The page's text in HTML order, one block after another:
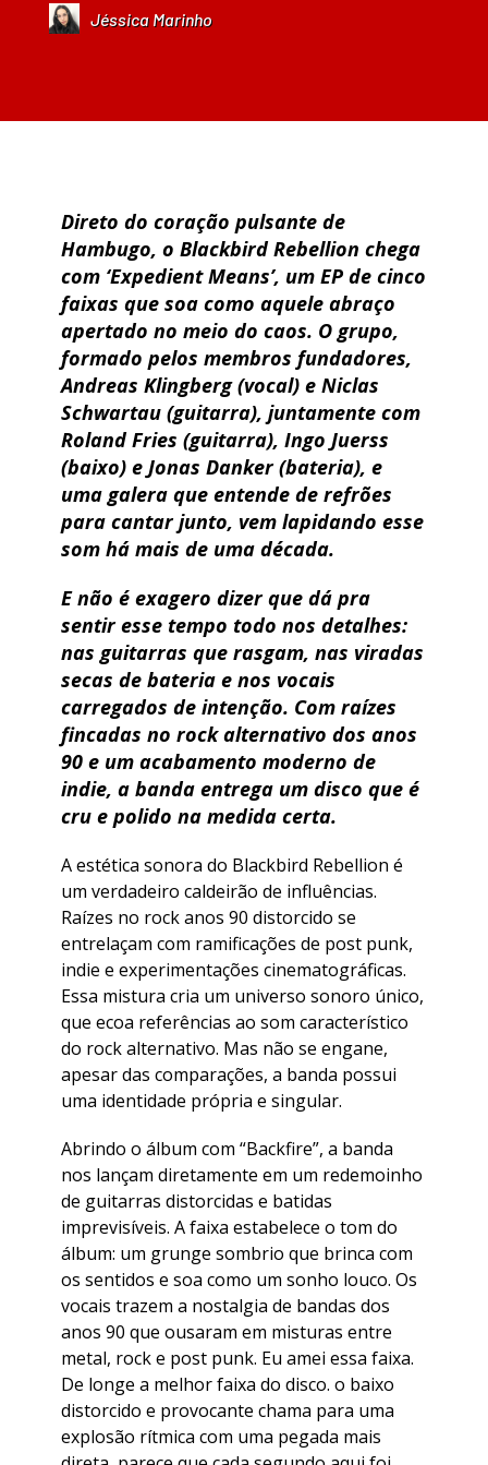
Jéssica Marinho
Direto do coração pulsante de
Hambugo, o Blackbird Rebellion chega
com ‘Expedient Means’, um EP de cinco
faixas que soa como aquele abraço
apertado no meio do caos. O grupo,
formado pelos membros fundadores,
Andreas Klingberg (vocal) e Niclas
Schwartau (guitarra), juntamente com
Roland Fries (guitarra), Ingo Juerss
(baixo) e Jonas Danker (bateria), e
uma galera que entende de refrões
para cantar junto, vem lapidando esse
som há mais de uma década.
E não é exagero dizer que dá pra
sentir esse tempo todo nos detalhes:
nas guitarras que rasgam, nas viradas
secas de bateria e nos vocais
carregados de intenção. Com raízes
fincadas no rock alternativo dos anos
90 e um acabamento moderno de
indie, a banda entrega um disco que é
cru e polido na medida certa.
A estética sonora do Blackbird Rebellion é
um verdadeiro caldeirão de influências.
Raízes no rock anos 90 distorcido se
entrelaçam com ramificações de post punk,
indie e experimentações cinematográficas.
Essa mistura cria um universo sonoro único,
que ecoa referências ao som característico
do rock alternativo. Mas não se engane,
apesar das comparações, a banda possui
uma identidade própria e singular.
Abrindo o álbum com “Backfire”, a banda
nos lançam diretamente em um redemoinho
de guitarras distorcidas e batidas
imprevisíveis. A faixa estabelece o tom do
álbum: um grunge sombrio que brinca com
os sentidos e soa como um sonho louco. Os
vocais trazem a nostalgia de bandas dos
anos 90 que ousaram em misturas entre
metal, rock e post punk. Eu amei essa faixa.
De longe a melhor faixa do disco. o baixo
distorcido e provocante chama para uma
explosão rítmica com uma pegada mais